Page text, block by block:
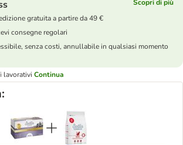
Scopri di più
gratuita a partire da 49 €
consegne regolari
senza costi, annullabile in qualsiasi momento
lavorativi Continua